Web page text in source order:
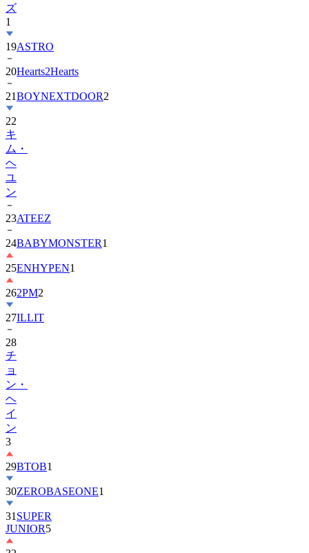
ズ
1
19ASTRO
20Hearts2Hearts
21BOYNEXTDOOR2
22
キ
ム・
ヘ
ユ
ン
23ATEEZ
24BABYMONSTER1
25ENHYPEN1
262PM2
27ILLIT
28
チ
ョ
ン・
ヘ
イ
ン
3
29BTOB1
30ZEROBASEONE1
31 SUPER
JUNIOR5